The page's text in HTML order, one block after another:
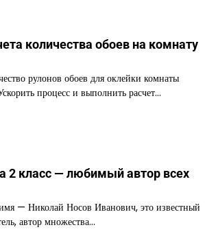
количества обоев на комнату
рулонов обоев для оклейки комнаты
процесс и выполнить расчет…
2 класс — любимый автор всех
— Николай Носов Иванович, это известный
автор множества…